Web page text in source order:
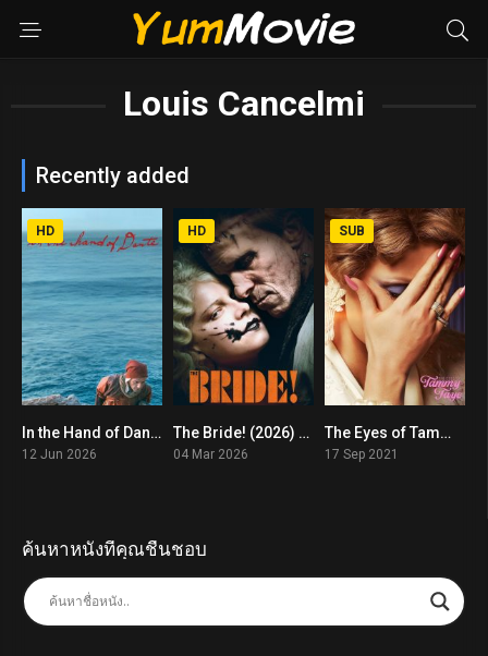
Louis Cancelmi
Recently added
4.5
HD
In the Hand of Dante (2026) ดันเต้ลิขิต
12 Jun 2026
6.2
HD
The Bride! (2026) เจ้าสาว!
04 Mar 2026
6.7
SUB
The Eyes of Tammy Faye (2021)
17 Sep 2021
ค้นหาหนังที่คุณชื่นชอบ